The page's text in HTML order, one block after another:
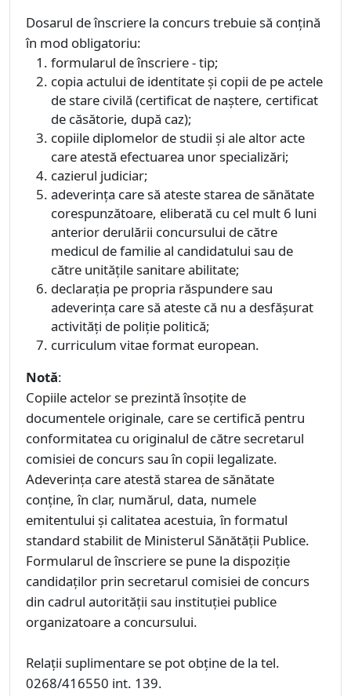
Dosarul de înscriere la concurs trebuie să conţină
în mod obligatoriu:
formularul de înscriere - tip;
copia actului de identitate şi copii de pe actele
de stare civilă (certificat de naştere, certificat
de căsătorie, după caz);
copiile diplomelor de studii şi ale altor acte
care atestă efectuarea unor specializări;
cazierul judiciar;
adeverinţa care să ateste starea de sănătate
corespunzătoare, eliberată cu cel mult 6 luni
anterior derulării concursului de către
medicul de familie al candidatului sau de
către unităţile sanitare abilitate;
declaraţia pe propria răspundere sau
adeverinţa care să ateste că nu a desfăşurat
activităţi de poliţie politică;
curriculum vitae format european.
Notă:
Copiile actelor se prezintă însoţite de
documentele originale, care se certifică pentru
conformitatea cu originalul de către secretarul
comisiei de concurs sau în copii legalizate.
Adeverinţa care atestă starea de sănătate
conţine, în clar, numărul, data, numele
emitentului şi calitatea acestuia, în formatul
standard stabilit de Ministerul Sănătăţii Publice.
Formularul de înscriere se pune la dispoziţie
candidaţilor prin secretarul comisiei de concurs
din cadrul autorităţii sau instituţiei publice
organizatoare a concursului.
Relaţii suplimentare se pot obţine de la tel.
0268/416550 int. 139.